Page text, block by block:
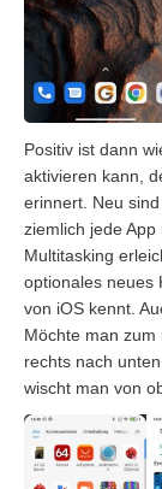
Positiv ist dann
aktivieren kann,
erinnert. Neu
ziemlich jede App
Multitasking
optionales neues
von iOS kennt.
Möchte man
rechts nach
wischt man von